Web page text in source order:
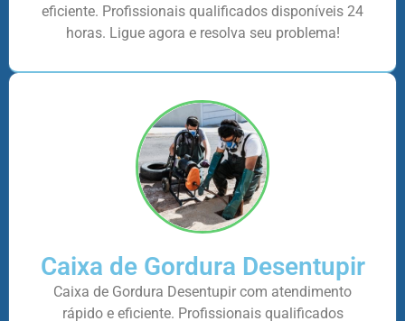
eficiente. Profissionais qualificados disponíveis 24
horas. Ligue agora e resolva seu problema!
Caixa de Gordura Desentupir
Caixa de Gordura Desentupir com atendimento
rápido e eficiente. Profissionais qualificados